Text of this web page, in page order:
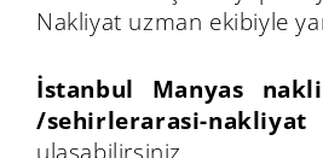
Nakliyat uzman ekibiyle
İstanbul Manyas
/sehirlerarasi-nakliyat
ulaşabilirsiniz.